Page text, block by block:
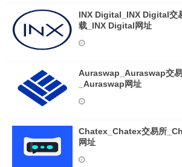
INX Digital_INX Digital交
载_INX Digital网址
Auraswap_Auraswap交
_Auraswap网址
Chatex_Chatex交易所
网址